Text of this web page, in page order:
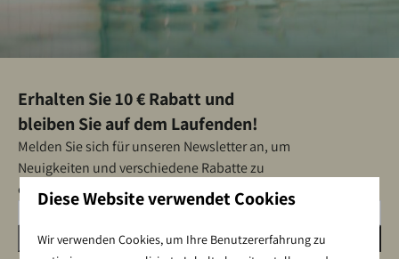
Erhalten Sie 10 € Rabatt und
bleiben Sie auf dem Laufenden!
Melden Sie sich für unseren Newsletter an, um
Neuigkeiten und verschiedene Rabatte zu
erhalten!
Senden
Diese Website verwendet Cookies
Wir verwenden Cookies, um Ihre Benutzererfahrung zu